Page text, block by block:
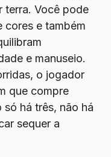
terra. Você pode
cores e também
e manuseio.
o jogador
que compre
só há três, não há
sequer a